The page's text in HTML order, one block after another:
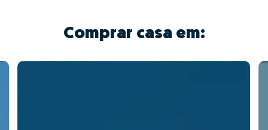
Comprar casa em: